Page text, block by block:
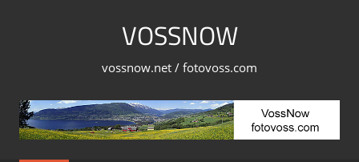
VOSSNOW
vossnow.net / fotovoss.com